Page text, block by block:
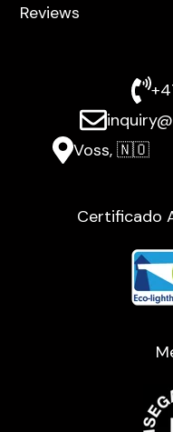
Reviews
Voss, 🇳🇴
Certificado